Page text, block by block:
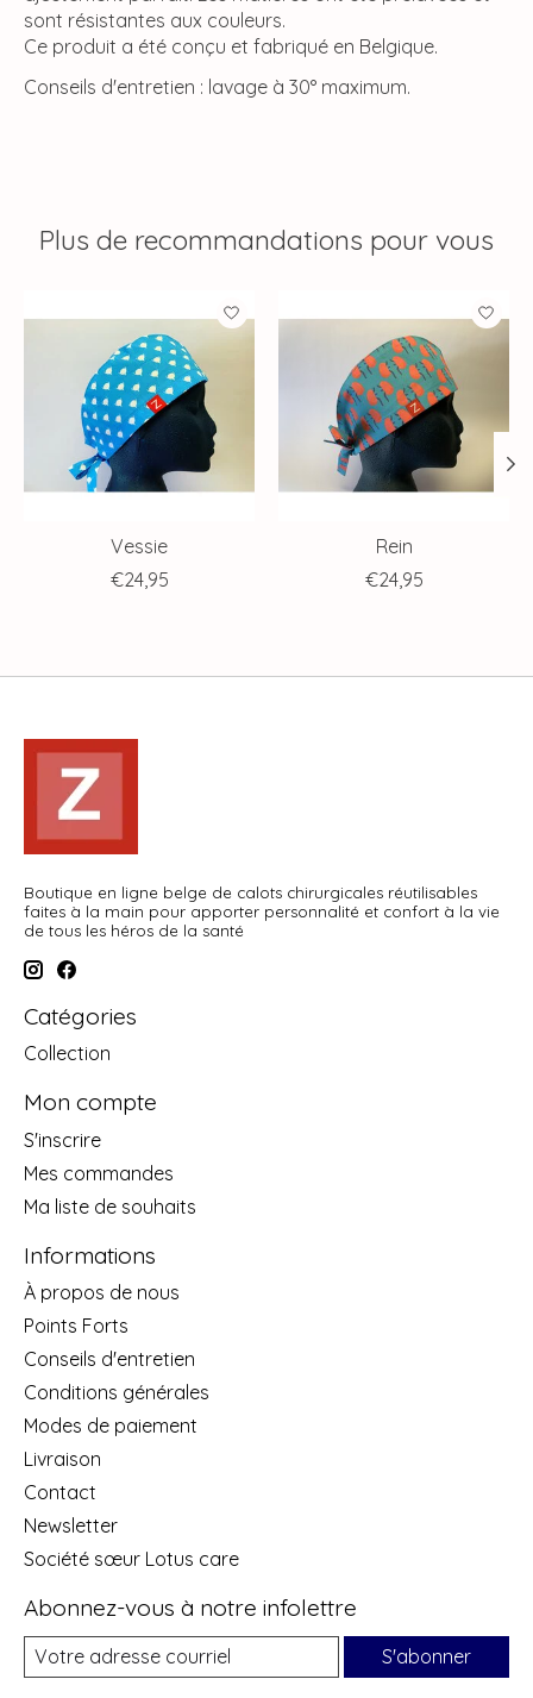
sont résistantes aux couleurs.
Ce produit a été conçu et fabriqué en Belgique.
Conseils d'entretien : lavage à 30° maximum.
Plus de recommandations pour vous
Articles du carrousel de produits
Vessie
€24,95
Rein
€24,95
Boutique en ligne belge de calots chirurgicales réutilisables
faites à la main pour apporter personnalité et confort à la vie
de tous les héros de la santé
Catégories
Collection
Mon compte
S'inscrire
Mes commandes
Ma liste de souhaits
Informations
À propos de nous
Points Forts
Conseils d'entretien
Conditions générales
Modes de paiement
Livraison
Contact
Newsletter
Société sœur Lotus care
Abonnez-vous à notre infolettre
S'abonner